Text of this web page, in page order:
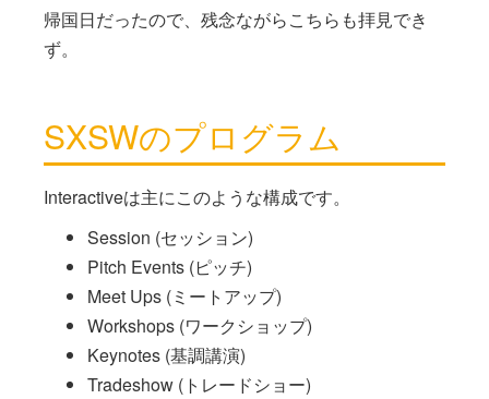
帰国日だったので、残念ながらこちらも拝見でき
ず。
SXSWのプログラム
Interactiveは主にこのような構成です。
Session (セッション)
Pitch Events (ピッチ)
Meet Ups (ミートアップ)
Workshops (ワークショップ)
Keynotes (基調講演)
Tradeshow (トレードショー)